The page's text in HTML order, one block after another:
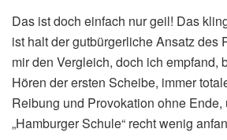
Das ist doch einfach nur geil! Das
ist halt der gutbürgerliche Ansatz des
mir den Vergleich, doch ich empfand,
Hören der ersten Scheibe, immer
Reibung und Provokation ohne Ende,
„Hamburger Schule“ recht wenig